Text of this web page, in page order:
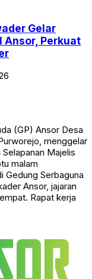
Gelar
Ansor, Perkuat
(GP) Ansor Desa
menggelar
Majelis
malam
Gedung Serbaguna
Ansor, jajaran
Rapat kerja